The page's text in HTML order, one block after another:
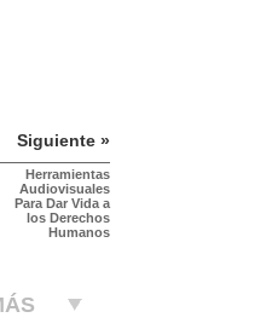
Siguiente »
Herramientas
Audiovisuales
Para Dar Vida a
los Derechos
Humanos